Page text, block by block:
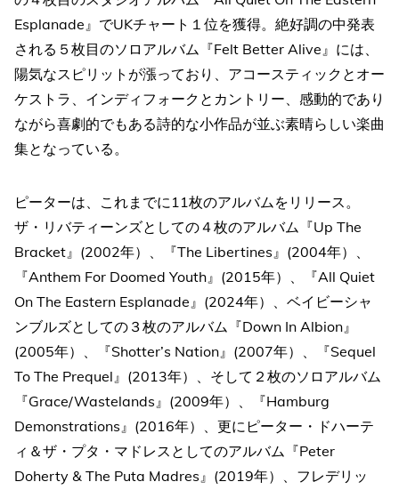
Esplanade』でUKチャート１位を獲得。絶好調の中発表
される５枚目のソロアルバム『Felt Better Alive』には、
陽気なスピリットが漲っており、アコースティックとオー
ケストラ、インディフォークとカントリー、感動的であり
ながら喜劇的でもある詩的な小作品が並ぶ素晴らしい楽曲
集となっている。
ピーターは、これまでに11枚のアルバムをリリース。
ザ・リバティーンズとしての４枚のアルバム『Up The
Bracket』(2002年）、『The Libertines』(2004年）、
『Anthem For Doomed Youth』(2015年）、『All Quiet
On The Eastern Esplanade』(2024年）、ベイビーシャ
ンブルズとしての３枚のアルバム『Down In Albion』
(2005年）、『Shotter’s Nation』(2007年）、『Sequel
To The Prequel』(2013年）、そして２枚のソロアルバム
『Grace/Wastelands』(2009年）、『Hamburg
Demonstrations』(2016年）、更にピーター・ドハーテ
ィ＆ザ・プタ・マドレスとしてのアルバム『Peter
Doherty & The Puta Madres』(2019年）、フレデリッ